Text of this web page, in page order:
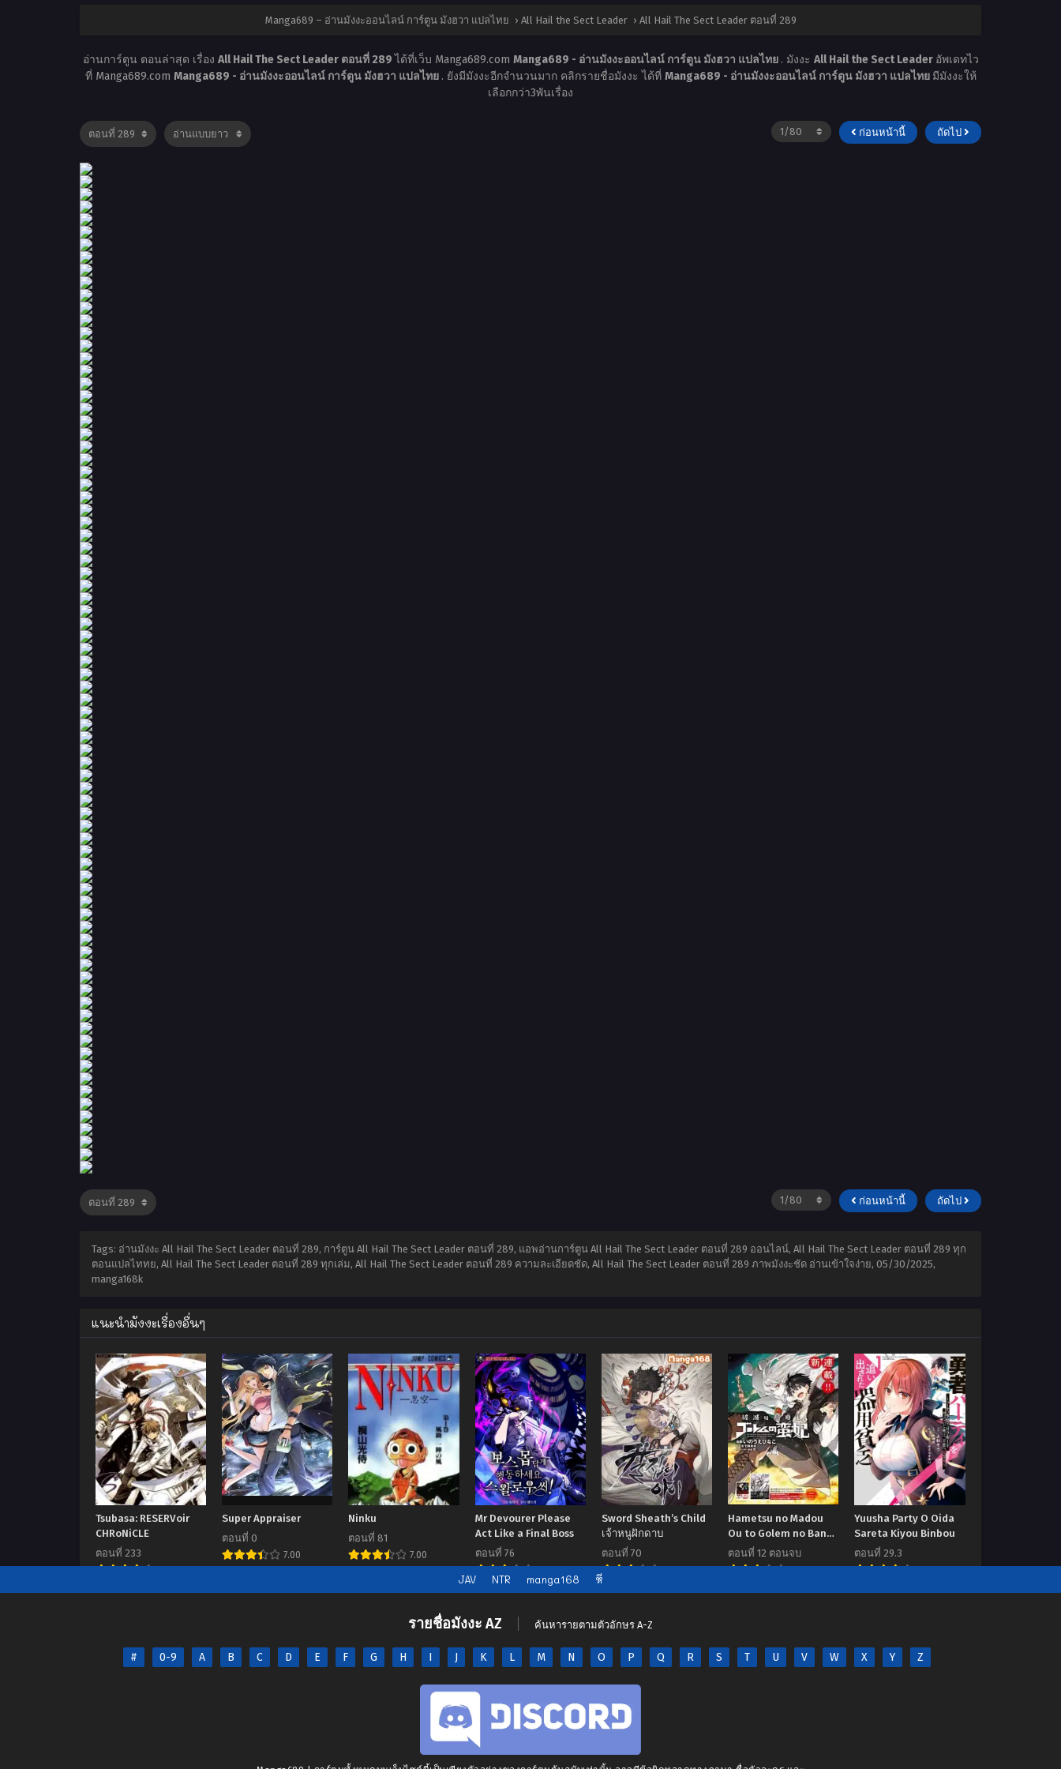
Manga689 – อ่านมังงะออนไลน์ การ์ตูน มังฮวา แปลไทย › All Hail the Sect Leader › All Hail The Sect Leader ตอนที่ 289
อ่านการ์ตูน ตอนล่าสุด เรื่อง All Hail The Sect Leader ตอนที่ 289ได้ที่เว็บ Manga689.com Manga689 - อ่านมังงะออนไลน์ การ์ตูน มังฮวา แปลไทย . มังงะ All Hail the Sect Leader อัพเดทไว
ที่ Manga689.com Manga689 - อ่านมังงะออนไลน์ การ์ตูน มังฮวา แปลไทย . ยังมีมังงะอีกจำนวนมาก คลิกรายชื่อมังงะ ได้ที่ Manga689 - อ่านมังงะออนไลน์ การ์ตูน มังฮวา แปลไทย มีมังงะให้
เลือกกว่า3พันเรื่อง
ก่อนหน้านี้ ถัดไป
ก่อนหน้านี้ ถัดไป
Tags: อ่านมังงะ All Hail The Sect Leader ตอนที่ 289, การ์ตูน All Hail The Sect Leader ตอนที่ 289, แอพอ่านการ์ตูน All Hail The Sect Leader ตอนที่ 289 ออนไลน์, All Hail The Sect Leader ตอนที่ 289 ทุก
ตอนแปลไททย, All Hail The Sect Leader ตอนที่ 289 ทุกเล่ม, All Hail The Sect Leader ตอนที่ 289 ความละเอียดชัด, All Hail The Sect Leader ตอนที่ 289 ภาพมังงะชัด อ่านเข้าใจง่าย, 05/30/2025,
manga168k
แนะนำมังงะเรื่องอื่นๆ
Tsubasa: RESERVoir
CHRoNiCLE
ตอนที่ 233
Super Appraiser
ตอนที่ 0
7.00
Ninku
ตอนที่ 81
7.00
Mr Devourer Please
Act Like a Final Boss
ตอนที่ 76
Sword Sheath’s Child
เจ้าหนูฝักดาบ
ตอนที่ 70
Hametsu no Madou
Ou to Golem no Ban
Kisaki
ตอนที่ 12 ตอนจบ
Yuusha Party O Oida
Sareta Kiyou Binbou
ตอนที่ 29.3
JAV NTR manga168 หี
รายชื่อมังงะ AZ ค้นหารายตามตัวอักษร A-Z
# 0-9 A B C D E F G H I J K L M N O P Q R S T U V W X Y Z